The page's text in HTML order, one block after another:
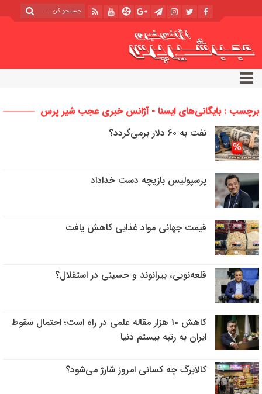
برچسب : بایگانی‌های ایسنا - آژانس خبری عجب شیر پرس
نفت به ۶۰ دلار برمی‌گردد؟
پرسپولیس بازیچه دست خداداد
قیمت جهانی مواد غذایی کاهش یافت
قلعه‌نویی، بیرانوند و حسینی در استقلال؟
کاهش ۱۰ هزار مقاله علمی در راه است؛ احتمال سقوط
ایران به رتبه بیستم دنیا
کالابرگ چه کسانی امروز شارژ می‌شود؟